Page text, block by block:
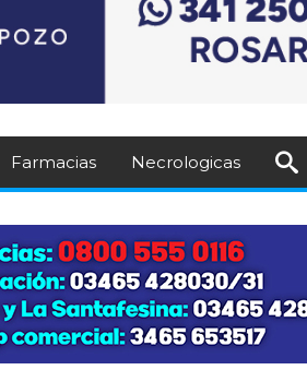
Farmacias Necrologicas